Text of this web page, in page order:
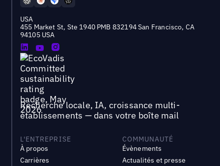
USA
455 Market St, Ste 1940 PMB 832194 San Francisco, CA
94105 USA
Recherche locale, IA, croissance multi-
établissements — dans votre boîte mail
L'ENTREPRISE
À propos
Carrières
COMMUNAUTÉ
Évènements
Actualités et presse